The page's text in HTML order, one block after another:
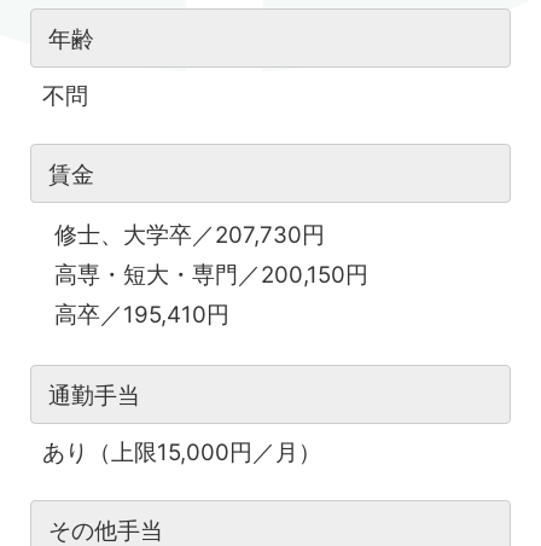
年齢
不問
賃金
修士、大学卒／207,730円
高専・短大・専門／200,150円
高卒／195,410円
通勤手当
あり（上限15,000円／月）
その他手当